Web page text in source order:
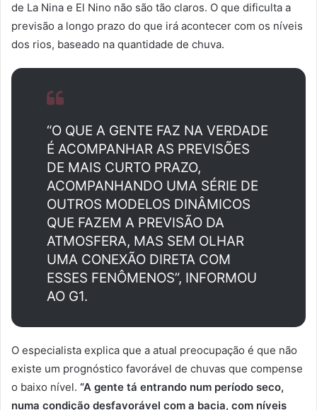
de La Nina e El Nino não são tão claros. O que dificulta a
previsão a longo prazo do que irá acontecer com os níveis
dos rios, baseado na quantidade de chuva.
“O QUE A GENTE FAZ NA VERDADE
É ACOMPANHAR AS PREVISÕES
DE MAIS CURTO PRAZO,
ACOMPANHANDO UMA SÉRIE DE
OUTROS MODELOS DINÂMICOS
QUE FAZEM A PREVISÃO DA
ATMOSFERA, MAS SEM OLHAR
UMA CONEXÃO DIRETA COM
ESSES FENÔMENOS”, INFORMOU
AO G1.
O especialista explica que a atual preocupação é que não
existe um prognóstico favorável de chuvas que compense
o baixo nível. “A gente tá entrando num período seco,
numa condição desfavorável com a bacia, com níveis